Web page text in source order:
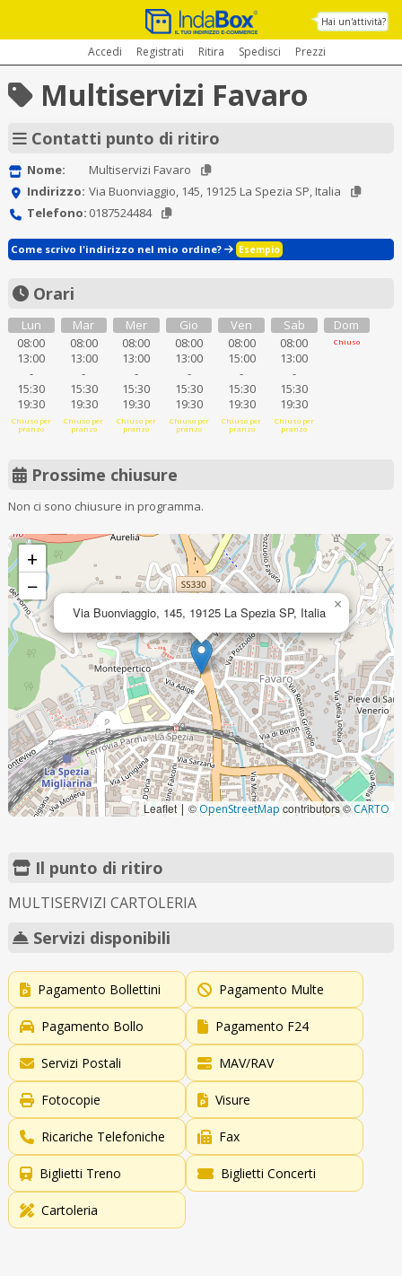
Hai un'attività?
Accedi Registrati Ritira Spedisci Prezzi
Multiservizi Favaro
Contatti punto di ritiro
Nome:
Multiservizi Favaro
Indirizzo: Via Buonviaggio, 145, 19125 La Spezia SP, Italia
Telefono: 0187524484
Come scrivo l'indirizzo nel mio ordine? Esempio
Orari
Lun
08:00
13:00
-
15:30
19:30
Chiuso per
pranzo
Mar
08:00
13:00
-
15:30
19:30
Chiuso per
pranzo
Mer
08:00
13:00
-
15:30
19:30
Chiuso per
pranzo
Gio
08:00
13:00
-
15:30
19:30
Chiuso per
pranzo
Ven
08:00
15:00
-
15:30
19:30
Chiuso per
pranzo
Sab
08:00
13:00
-
15:30
19:30
Chiuso per
pranzo
Dom
Chiuso
Prossime chiusure
Non ci sono chiusure in programma.
Via Buonviaggio, 145, 19125 La Spezia SP, Italia ×
+
−
Leaflet | © OpenStreetMap contributors ©CARTO
Il punto di ritiro
MULTISERVIZI CARTOLERIA
Servizi disponibili
Pagamento Bollettini Pagamento Multe
Pagamento Bollo Pagamento F24
Servizi Postali MAV/RAV
Fotocopie Visure
Ricariche Telefoniche Fax
Biglietti Treno Biglietti Concerti
Cartoleria